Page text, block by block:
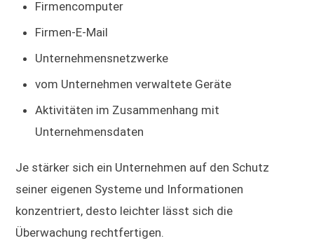
Firmencomputer
Firmen-E-Mail
Unternehmensnetzwerke
vom Unternehmen verwaltete Geräte
Aktivitäten im Zusammenhang mit
Unternehmensdaten
Je stärker sich ein Unternehmen auf den Schutz
seiner eigenen Systeme und Informationen
konzentriert, desto leichter lässt sich die
Überwachung rechtfertigen.